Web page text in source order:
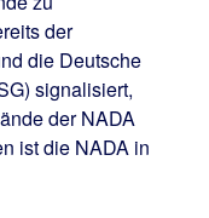
der
die Deutsche
signalisiert,
der NADA
ist die NADA in